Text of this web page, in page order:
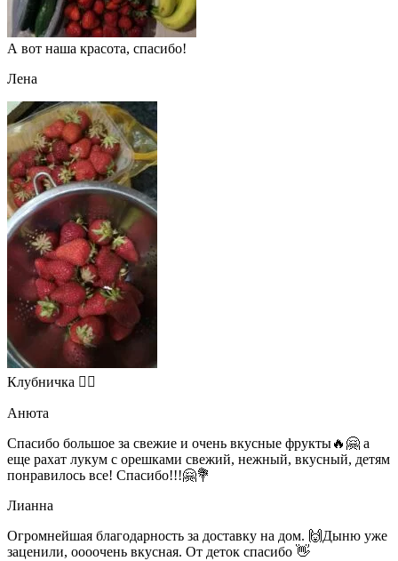
А вот наша красота, спасибо!
Лена
Клубничка 👍🏻
Анюта
Спасибо большое за свежие и очень вкусные фрукты🔥🤗 а
еще рахат лукум с орешками свежий, нежный, вкусный, детям
понравилось все! Спасибо!!!🤗💐
Лианна
Огромнейшая благодарность за доставку на дом. 🙌Дыню уже
заценили, оооочень вкусная. От деток спасибо 👋